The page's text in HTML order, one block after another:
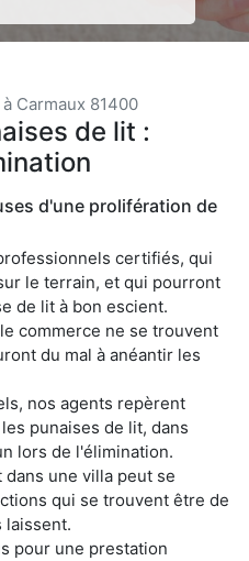
Carmaux 81400
de lit :
d'une prolifération de
certifiés, qui
le terrain, et qui pourront
de lit à bon escient.
commerce ne se trouvent
du mal à anéantir les
nos agents repèrent
punaises de lit, dans
lors de l'élimination.
une villa peut se
qui se trouvent être de
laissent.
pour une prestation